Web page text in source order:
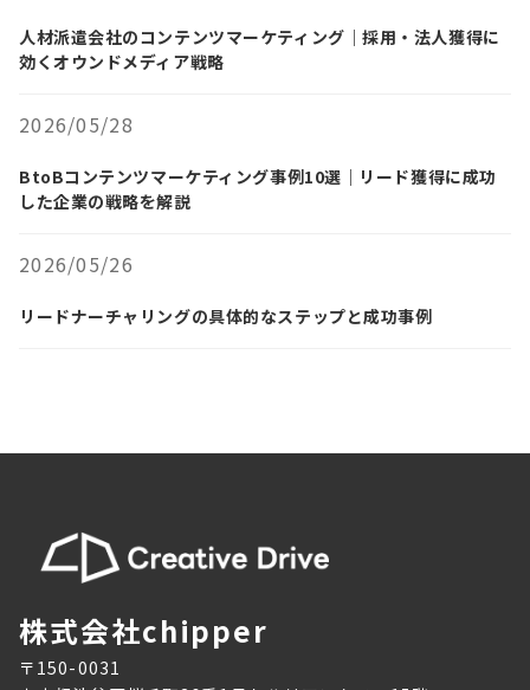
人材派遣会社のコンテンツマーケティング｜採用・法人獲得に
効くオウンドメディア戦略
2026/05/28
BtoBコンテンツマーケティング事例10選｜リード獲得に成功
した企業の戦略を解説
2026/05/26
リードナーチャリングの具体的なステップと成功事例
株式会社chipper
〒150-0031